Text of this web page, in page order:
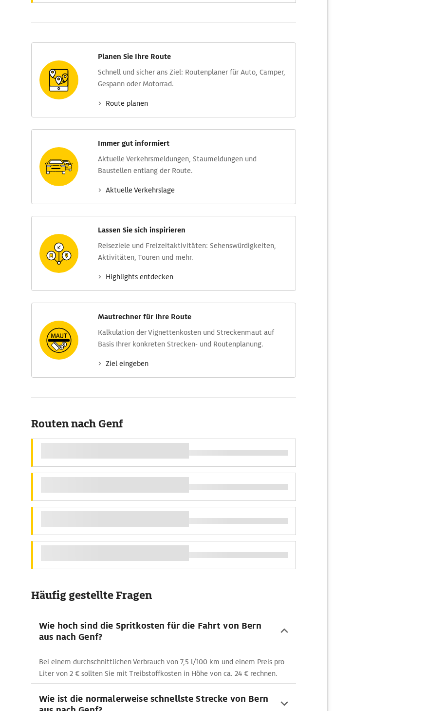
Planen Sie Ihre Route
Schnell und sicher ans Ziel: Routen­planer für Auto, Camper,
Gespann oder Motorrad.
Route planen
Immer gut informiert
Aktuelle Verkehrs­meldungen, Stau­meldungen und
Baustellen entlang der Route.
Aktuelle Verkehrs­lage
Lassen Sie sich inspirieren
Reise­ziele und Freizeit­aktivitäten: Sehens­würdig­keiten,
Aktivitäten, Touren und mehr.
Highlights entdecken
Mautrechner für Ihre Route
Kalkulation der Vignettenkosten und Streckenmaut auf
Basis Ihrer konkreten Strecken- und Routenplanung.
Ziel eingeben
Routen nach Genf
Häufig gestellte Fragen
Wie hoch sind die Spritkosten für die Fahrt von Bern
aus nach Genf?
Bei einem durchschnittlichen Verbrauch von 7,5 l/100 km und einem Preis pro
Liter von 2 € sollten Sie mit Treibstoffkosten in Höhe von ca. 24 € rechnen.
Wie ist die normalerweise schnellste Strecke von Bern